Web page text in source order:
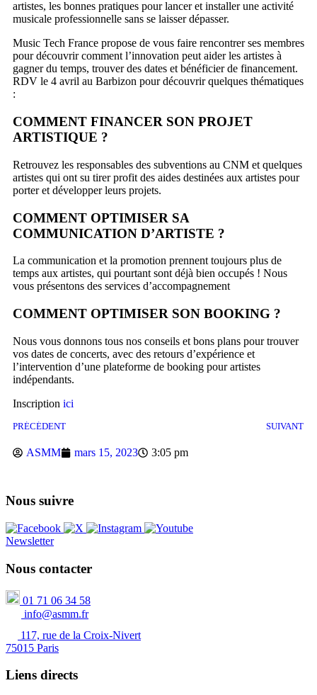
artistes, les bonnes pratiques pour lancer et installer une activité
musicale professionnelle sans se laisser dépasser.
Music Tech France propose de vous faire rencontrer ses membres
pour découvrir comment l’innovation peut aider les artistes à
gagner du temps, trouver des dates et bénéficier de financement.
RDV le 4 avril au Barbizon pour découvrir quelques thématiques
:
COMMENT FINANCER SON PROJET
ARTISTIQUE ?
Retrouvez les responsables des subventions au CNM et quelques
artistes qui ont su tirer profit des aides destinées aux artistes pour
porter et développer leurs projets.
COMMENT OPTIMISER SA
COMMUNICATION D’ARTISTE ?
La communication et la promotion prennent toujours plus de
temps aux artistes, qui pourtant sont déjà bien occupés ! Nous
vous présentons des services d’accompagnement
COMMENT OPTIMISER SON BOOKING ?
Nous vous donnons tous nos conseils et bons plans pour trouver
vos dates de concerts, avec des retours d’expérience et
l’intervention d’une plateforme de booking pour artistes
indépendants.
Inscription ici
PRÉCÉDENT SUIVANT
ASMM mars 15, 2023 3:05 pm
Nous suivre
Newsletter
Nous contacter
01 71 06 34 58
info@asmm.fr
117, rue de la Croix-Nivert
75015 Paris
Liens directs